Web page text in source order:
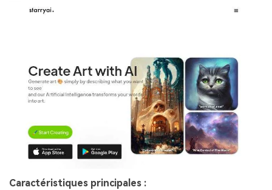
Caractéristiques principales :